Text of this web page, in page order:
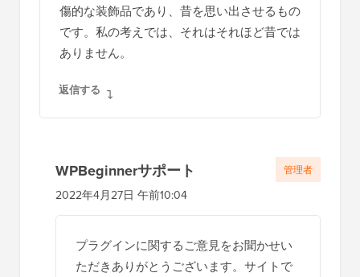
傷的な装飾品であり、昔を思い出させるもの
です。私の考えでは、それはそれほど昔では
ありません。
返信する
WPBeginnerサポート
2022年4月27日 午前10:04
プラグインに関するご意見をお聞かせい
ただきありがとうございます。サイトで
管理者